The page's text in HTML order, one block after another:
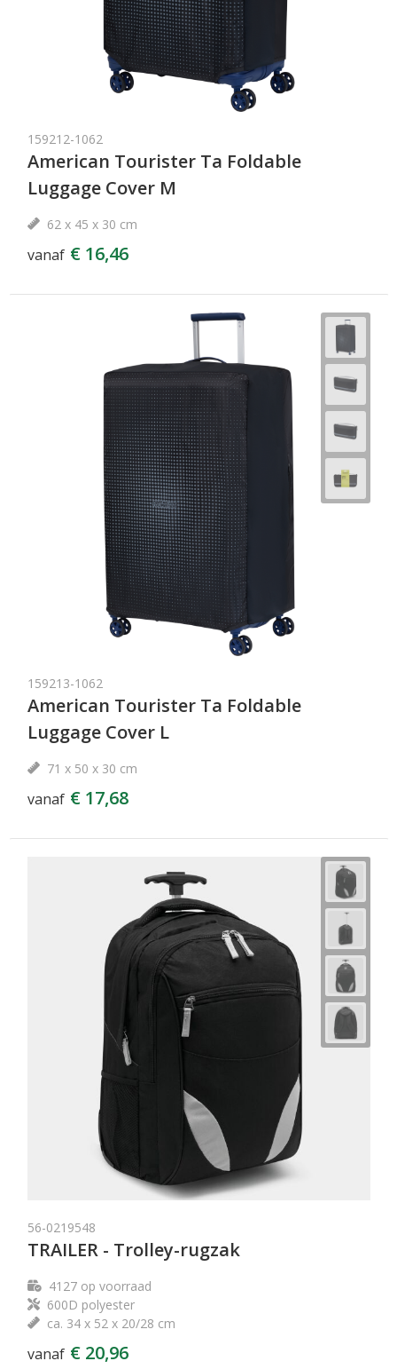
159212-1062
American Tourister Ta Foldable
Luggage Cover M
62 x 45 x 30 cm
vanaf € 16,46
159213-1062
American Tourister Ta Foldable
Luggage Cover L
71 x 50 x 30 cm
vanaf € 17,68
56-0219548
TRAILER - Trolley-rugzak
4127op voorraad
600D polyester
ca. 34 x 52 x 20/28 cm
vanaf € 20,96